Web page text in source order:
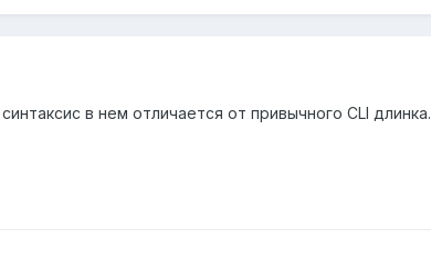
в нем отличается от привычного CLI длинка.